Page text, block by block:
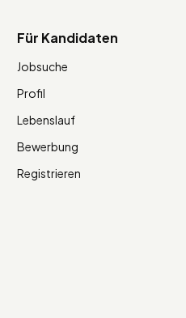
Für Kandidaten
Jobsuche
Profil
Lebenslauf
Bewerbung
Registrieren